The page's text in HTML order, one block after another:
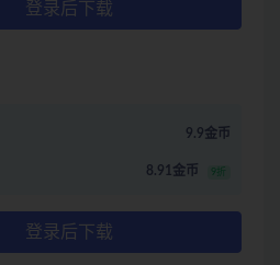
登录后下载
9.9金币
8.91金币 9折
登录后下载